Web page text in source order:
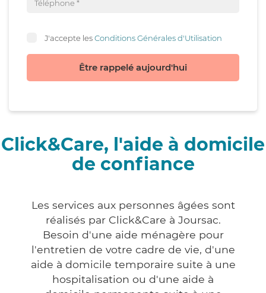
J'accepte lesConditions Générales d'Utilisation
Être rappelé aujourd'hui
Click&Care, l'aide à domicile
de confiance
Les services aux personnes âgées sont
réalisés par Click&Care à Joursac.
Besoin d'une aide ménagère pour
l'entretien de votre cadre de vie, d'une
aide à domicile temporaire suite à une
hospitalisation ou d'une aide à